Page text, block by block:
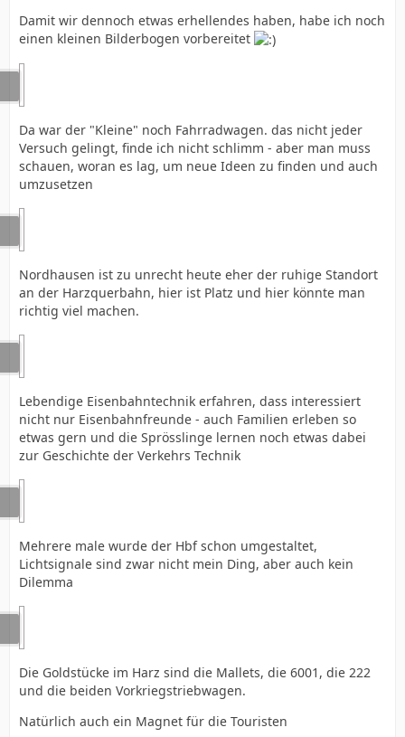
Damit wir dennoch etwas erhellendes haben, habe ich noch
einen kleinen Bilderbogen vorbereitet
Da war der "Kleine" noch Fahrradwagen. das nicht jeder
Versuch gelingt, finde ich nicht schlimm - aber man muss
schauen, woran es lag, um neue Ideen zu finden und auch
umzusetzen
Nordhausen ist zu unrecht heute eher der ruhige Standort
an der Harzquerbahn, hier ist Platz und hier könnte man
richtig viel machen.
Lebendige Eisenbahntechnik erfahren, dass interessiert
nicht nur Eisenbahnfreunde - auch Familien erleben so
etwas gern und die Sprösslinge lernen noch etwas dabei
zur Geschichte der Verkehrs Technik
Mehrere male wurde der Hbf schon umgestaltet,
Lichtsignale sind zwar nicht mein Ding, aber auch kein
Dilemma
Die Goldstücke im Harz sind die Mallets, die 6001, die 222
und die beiden Vorkriegstriebwagen.
Natürlich auch ein Magnet für die Touristen